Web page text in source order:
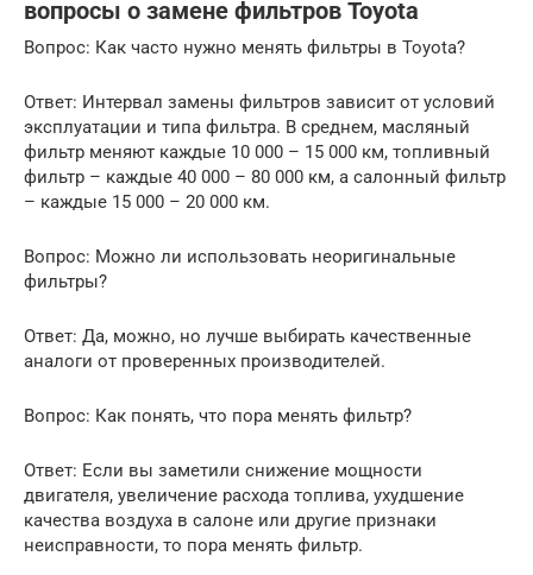
вопросы о замене фильтров Toyota
Вопрос: Как часто нужно менять фильтры в Toyota?
Ответ: Интервал замены фильтров зависит от условий
эксплуатации и типа фильтра. В среднем, масляный
фильтр меняют каждые 10 000 – 15 000 км, топливный
фильтр – каждые 40 000 – 80 000 км, а салонный фильтр
– каждые 15 000 – 20 000 км.
Вопрос: Можно ли использовать неоригинальные
фильтры?
Ответ: Да, можно, но лучше выбирать качественные
аналоги от проверенных производителей.
Вопрос: Как понять, что пора менять фильтр?
Ответ: Если вы заметили снижение мощности
двигателя, увеличение расхода топлива, ухудшение
качества воздуха в салоне или другие признаки
неисправности, то пора менять фильтр.